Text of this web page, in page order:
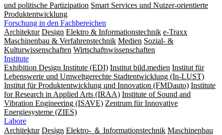
und politische Partizipation Smart Services und Nutzer-orientierte
Produktentwicklung
Forschung in den Fachbereichen
Architektur Design Elektro & Informationstechnik e-Traxx
Maschinenbau & Verfahrenstechnik Medien Sozial- &
Kulturwissenschaften Wirtschaftswissenschaften
Institute
Exhibition Design Institute (EDI) Institut bild.medien Institut für
Lebenswerte und Umweltgerechte Stadtentwicklung (In-LUST)
Institut für Produktentwicklung und Innovation (FMDauto) Institute
for Research in Applied Arts (IRAA) Institute of Sound and
Vibration Engineering (ISAVE) Zentrum für Innovative
Energiesysteme (ZIES)
Labore
Architektur Design Elektro- ＆ Informationstechnik Maschinenbau